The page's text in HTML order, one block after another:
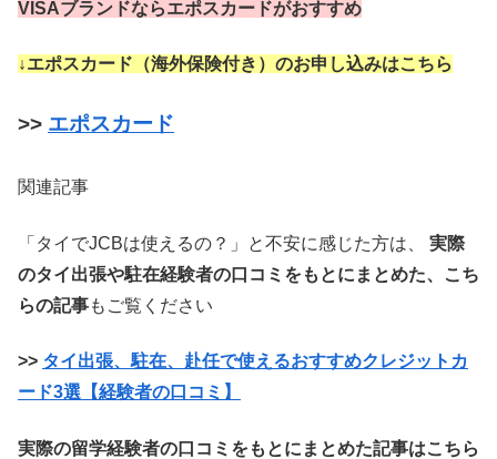
VISAブランドならエポスカードがおすすめ
↓エポスカード（海外保険付き）のお申し込みはこちら
>> エポスカード
関連記事
「タイでJCBは使えるの？」と不安に感じた方は、 実際
のタイ出張や駐在経験者の口コミをもとにまとめた、こち
らの記事もご覧ください
>> タイ出張、駐在、赴任で使えるおすすめクレジットカ
ード3選【経験者の口コミ】
実際の留学経験者の口コミをもとにまとめた記事はこちら